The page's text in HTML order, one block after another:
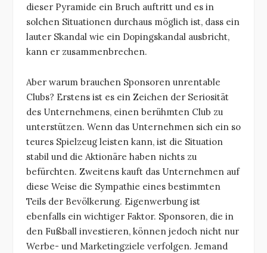
dieser Pyramide ein Bruch auftritt und es in
solchen Situationen durchaus möglich ist, dass ein
lauter Skandal wie ein Dopingskandal ausbricht,
kann er zusammenbrechen.
Aber warum brauchen Sponsoren unrentable
Clubs? Erstens ist es ein Zeichen der Seriosität
des Unternehmens, einen berühmten Club zu
unterstützen. Wenn das Unternehmen sich ein so
teures Spielzeug leisten kann, ist die Situation
stabil und die Aktionäre haben nichts zu
befürchten. Zweitens kauft das Unternehmen auf
diese Weise die Sympathie eines bestimmten
Teils der Bevölkerung. Eigenwerbung ist
ebenfalls ein wichtiger Faktor. Sponsoren, die in
den Fußball investieren, können jedoch nicht nur
Werbe- und Marketingziele verfolgen. Jemand